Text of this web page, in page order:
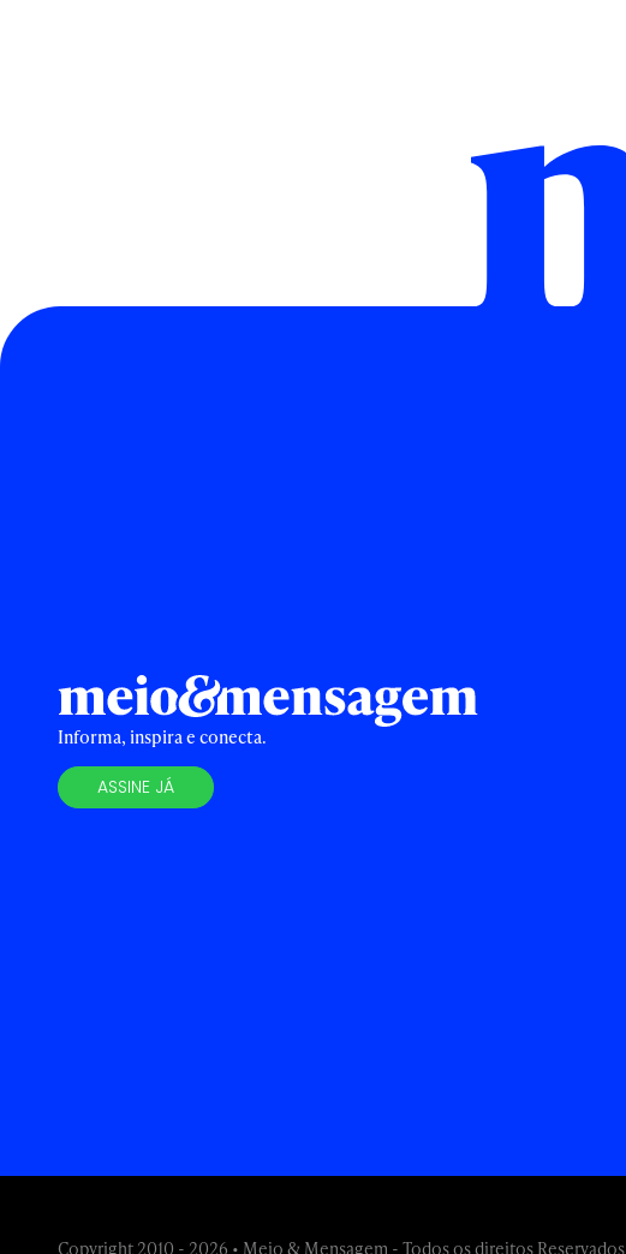
Informa, inspira e conecta.
ASSINE JÁ
Copyright 2010 - 2026 • Meio & Mensagem - Todos os direitos Reservados